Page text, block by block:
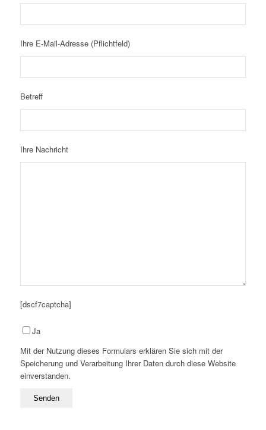
Ihre E-Mail-Adresse (Pflichtfeld)
Betreff
Ihre Nachricht
[dscf7captcha]
Please
leave
this
field
empty.
Ja
Mit der Nutzung dieses Formulars erklären Sie sich mit der
Speicherung und Verarbeitung Ihrer Daten durch diese Website
einverstanden.